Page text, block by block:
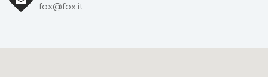
fox@fox.it